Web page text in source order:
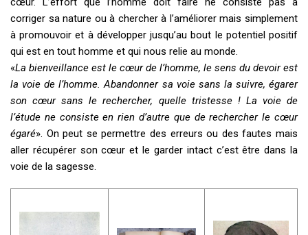
corriger sa nature ou à chercher à l’améliorer mais simplement
à promouvoir et à développer jusqu’au bout le potentiel positif
qui est en tout homme et qui nous relie au monde.
«La bienveillance est le cœur de l’homme, le sens du devoir est
la voie de l’homme. Abandonner sa voie sans la suivre, égarer
son cœur sans le rechercher, quelle tristesse ! La voie de
l’étude ne consiste en rien d’autre que de rechercher le cœur
égaré». On peut se permettre des erreurs ou des fautes mais
aller récupérer son cœur et le garder intact c’est être dans la
voie de la sagesse.